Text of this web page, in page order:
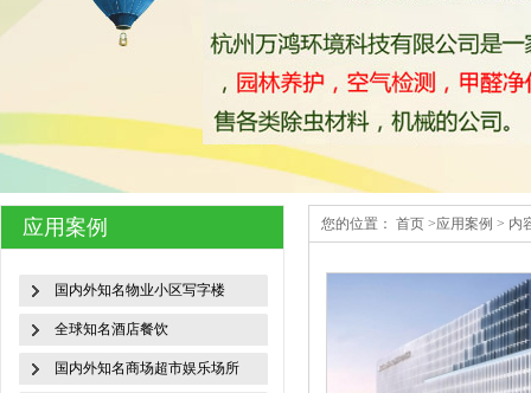
应用案例
国内外知名物业小区写字楼
全球知名酒店餐饮
国内外知名商场超市娱乐场所
您的位置： 首页 >应用案例 > 内